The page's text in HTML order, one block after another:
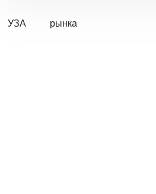
УЗА рынка